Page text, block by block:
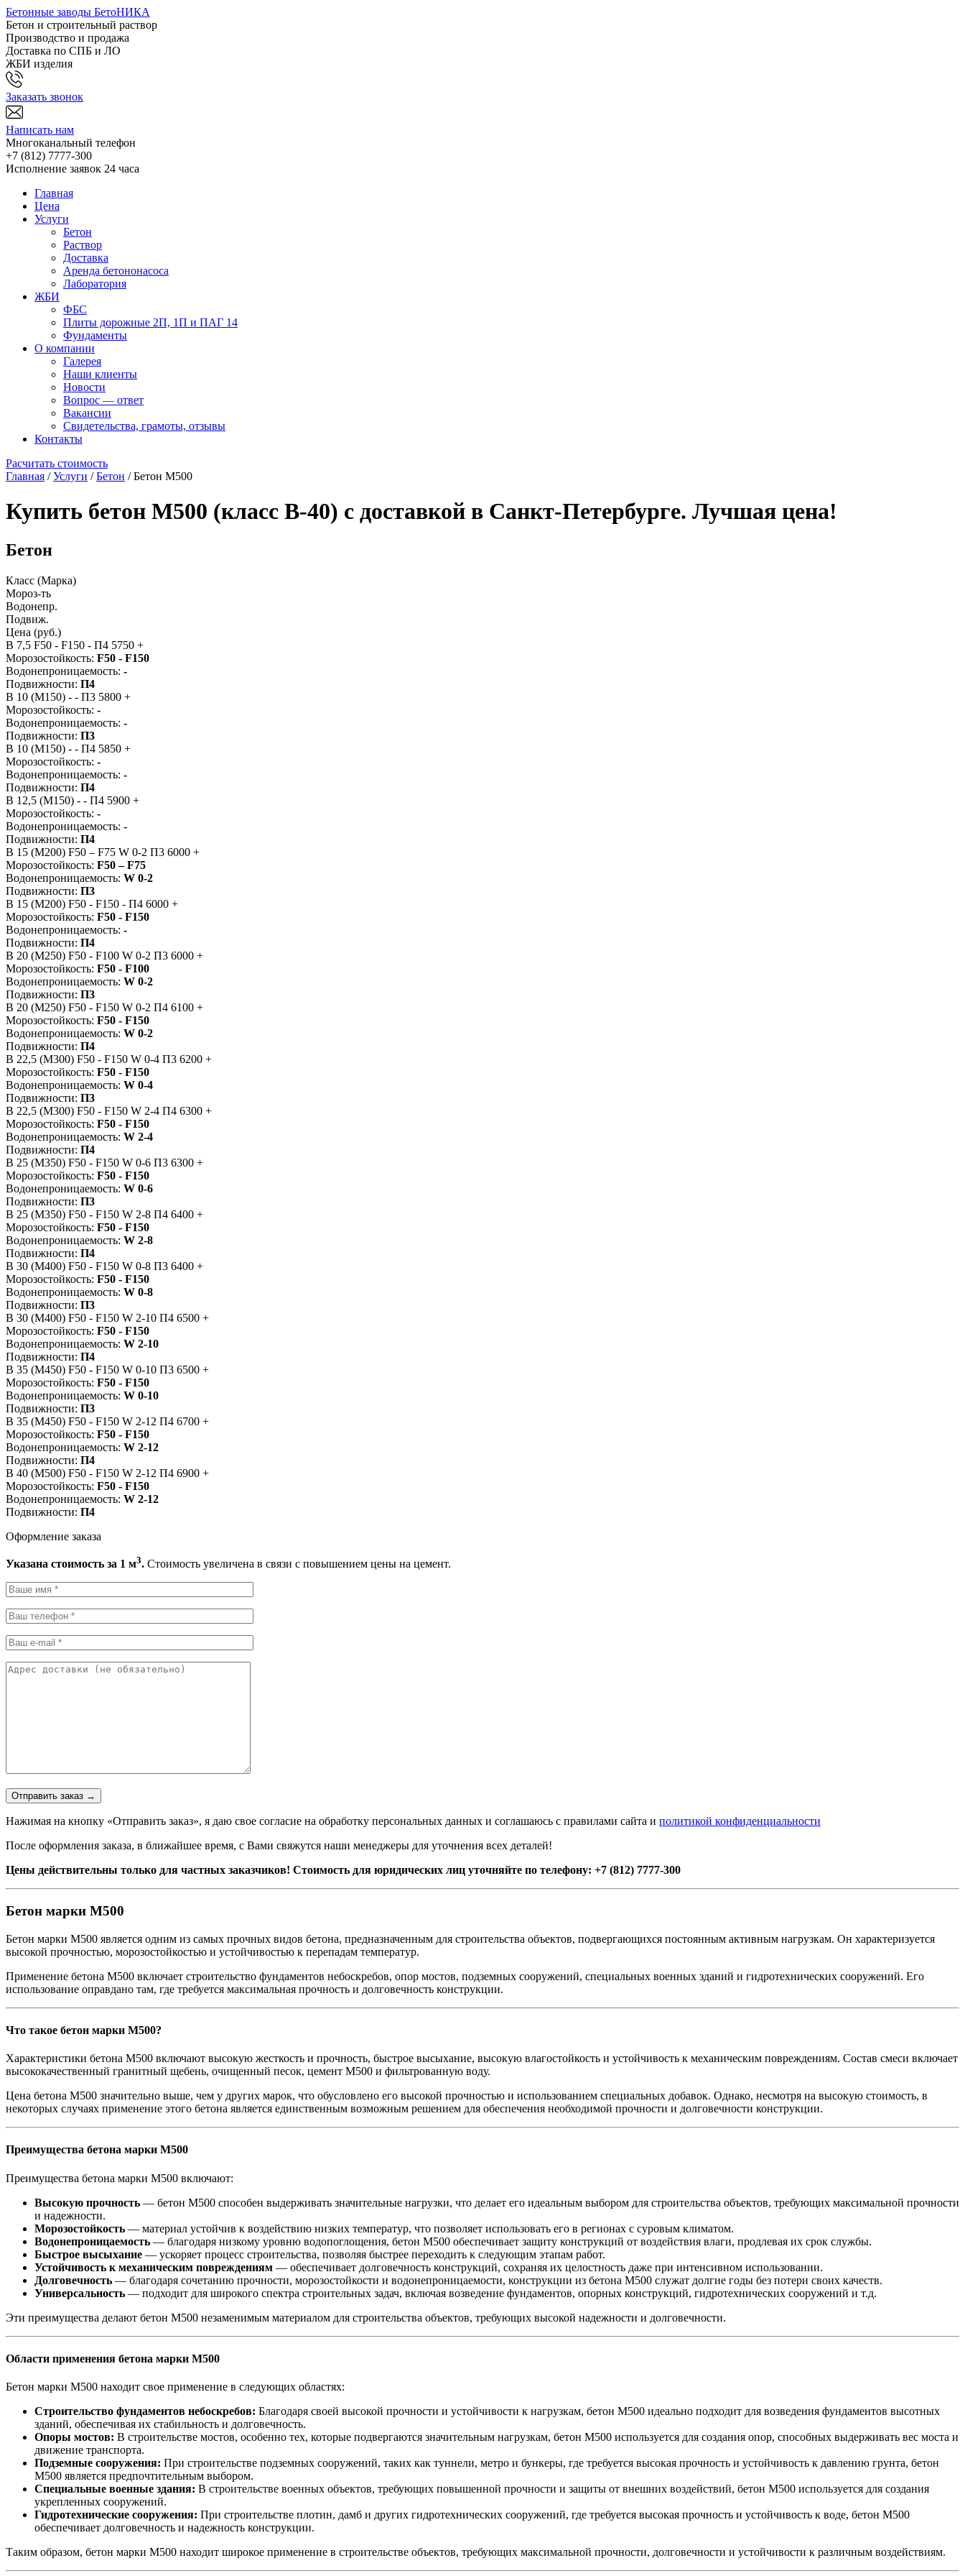
Бетонные заводы БетоНИКА
Бетон и строительный раствор
Производство и продажа
Доставка по СПБ и ЛО
ЖБИ изделия
Заказать звонок
Написать нам
Многоканальный телефон
+7 (812) 7777-300
Исполнение заявок 24 часа
Главная
Цена
Услуги
Бетон
Раствор
Доставка
Аренда бетононасоса
Лаборатория
ЖБИ
ФБС
Плиты дорожные 2П, 1П и ПАГ 14
Фундаменты
О компании
Галерея
Наши клиенты
Новости
Вопрос — ответ
Вакансии
Свидетельства, грамоты, отзывы
Контакты
Расчитать стоимость
Главная /Услуги /Бетон /Бетон М500
Купить бетон М500 (класс В-40) с доставкой в Санкт-Петербурге. Лучшая цена!
Бетон
Класс (Марка)
Мороз-ть
Водонепр.
Подвиж.
Цена (руб.)
B 7,5 F50 - F150 - П4 5750 +
Морозостойкость: F50 - F150
Водонепроницаемость: -
Подвижности: П4
B 10 (M150) - - П3 5800 +
Морозостойкость: -
Водонепроницаемость: -
Подвижности: П3
B 10 (M150) - - П4 5850 +
Морозостойкость: -
Водонепроницаемость: -
Подвижности: П4
B 12,5 (М150) - - П4 5900 +
Морозостойкость: -
Водонепроницаемость: -
Подвижности: П4
B 15 (M200) F50 – F75 W 0-2 П3 6000 +
Морозостойкость: F50 – F75
Водонепроницаемость: W 0-2
Подвижности: П3
B 15 (M200) F50 - F150 - П4 6000 +
Морозостойкость: F50 - F150
Водонепроницаемость: -
Подвижности: П4
B 20 (M250) F50 - F100 W 0-2 П3 6000 +
Морозостойкость: F50 - F100
Водонепроницаемость: W 0-2
Подвижности: П3
B 20 (M250) F50 - F150 W 0-2 П4 6100 +
Морозостойкость: F50 - F150
Водонепроницаемость: W 0-2
Подвижности: П4
B 22,5 (M300) F50 - F150 W 0-4 П3 6200 +
Морозостойкость: F50 - F150
Водонепроницаемость: W 0-4
Подвижности: П3
B 22,5 (M300) F50 - F150 W 2-4 П4 6300 +
Морозостойкость: F50 - F150
Водонепроницаемость: W 2-4
Подвижности: П4
B 25 (M350) F50 - F150 W 0-6 П3 6300 +
Морозостойкость: F50 - F150
Водонепроницаемость: W 0-6
Подвижности: П3
B 25 (M350) F50 - F150 W 2-8 П4 6400 +
Морозостойкость: F50 - F150
Водонепроницаемость: W 2-8
Подвижности: П4
B 30 (M400) F50 - F150 W 0-8 П3 6400 +
Морозостойкость: F50 - F150
Водонепроницаемость: W 0-8
Подвижности: П3
B 30 (M400) F50 - F150 W 2-10 П4 6500 +
Морозостойкость: F50 - F150
Водонепроницаемость: W 2-10
Подвижности: П4
B 35 (M450) F50 - F150 W 0-10 П3 6500 +
Морозостойкость: F50 - F150
Водонепроницаемость: W 0-10
Подвижности: П3
B 35 (M450) F50 - F150 W 2-12 П4 6700 +
Морозостойкость: F50 - F150
Водонепроницаемость: W 2-12
Подвижности: П4
B 40 (M500) F50 - F150 W 2-12 П4 6900 +
Морозостойкость: F50 - F150
Водонепроницаемость: W 2-12
Подвижности: П4
Оформление заказа
Указана стоимость за 1 м3. Стоимость увеличена в связи с повышением цены на цемент.
Нажимая на кнопку «Отправить заказ», я даю свое согласие на обработку персональных данных и соглашаюсь с правилами сайта и политикой конфиденциальности
После оформления заказа, в ближайшее время, с Вами свяжутся наши менеджеры для уточнения всех деталей!
Цены действительны только для частных заказчиков! Стоимость для юридических лиц уточняйте по телефону: +7 (812) 7777-300
Бетон марки М500
Бетон марки М500 является одним из самых прочных видов бетона, предназначенным для строительства объектов, подвергающихся постоянным активным нагрузкам. Он характеризуется
высокой прочностью, морозостойкостью и устойчивостью к перепадам температур.
Применение бетона М500 включает строительство фундаментов небоскребов, опор мостов, подземных сооружений, специальных военных зданий и гидротехнических сооружений. Его
использование оправдано там, где требуется максимальная прочность и долговечность конструкции.
Что такое бетон марки М500?
Характеристики бетона М500 включают высокую жесткость и прочность, быстрое высыхание, высокую влагостойкость и устойчивость к механическим повреждениям. Состав смеси включает
высококачественный гранитный щебень, очищенный песок, цемент М500 и фильтрованную воду.
Цена бетона М500 значительно выше, чем у других марок, что обусловлено его высокой прочностью и использованием специальных добавок. Однако, несмотря на высокую стоимость, в
некоторых случаях применение этого бетона является единственным возможным решением для обеспечения необходимой прочности и долговечности конструкции.
Преимущества бетона марки М500
Преимущества бетона марки М500 включают:
Высокую прочность — бетон М500 способен выдерживать значительные нагрузки, что делает его идеальным выбором для строительства объектов, требующих максимальной прочности
и надежности.
Морозостойкость — материал устойчив к воздействию низких температур, что позволяет использовать его в регионах с суровым климатом.
Водонепроницаемость — благодаря низкому уровню водопоглощения, бетон М500 обеспечивает защиту конструкций от воздействия влаги, продлевая их срок службы.
Быстрое высыхание — ускоряет процесс строительства, позволяя быстрее переходить к следующим этапам работ.
Устойчивость к механическим повреждениям — обеспечивает долговечность конструкций, сохраняя их целостность даже при интенсивном использовании.
Долговечность — благодаря сочетанию прочности, морозостойкости и водонепроницаемости, конструкции из бетона М500 служат долгие годы без потери своих качеств.
Универсальность — подходит для широкого спектра строительных задач, включая возведение фундаментов, опорных конструкций, гидротехнических сооружений и т.д.
Эти преимущества делают бетон М500 незаменимым материалом для строительства объектов, требующих высокой надежности и долговечности.
Области применения бетона марки М500
Бетон марки М500 находит свое применение в следующих областях:
Строительство фундаментов небоскребов: Благодаря своей высокой прочности и устойчивости к нагрузкам, бетон М500 идеально подходит для возведения фундаментов высотных
зданий, обеспечивая их стабильность и долговечность.
Опоры мостов: В строительстве мостов, особенно тех, которые подвергаются значительным нагрузкам, бетон М500 используется для создания опор, способных выдерживать вес моста и
движение транспорта.
Подземные сооружения: При строительстве подземных сооружений, таких как туннели, метро и бункеры, где требуется высокая прочность и устойчивость к давлению грунта, бетон
М500 является предпочтительным выбором.
Специальные военные здания: В строительстве военных объектов, требующих повышенной прочности и защиты от внешних воздействий, бетон М500 используется для создания
укрепленных сооружений.
Гидротехнические сооружения: При строительстве плотин, дамб и других гидротехнических сооружений, где требуется высокая прочность и устойчивость к воде, бетон М500
обеспечивает долговечность и надежность конструкции.
Таким образом, бетон марки М500 находит широкое применение в строительстве объектов, требующих максимальной прочности, долговечности и устойчивости к различным воздействиям.